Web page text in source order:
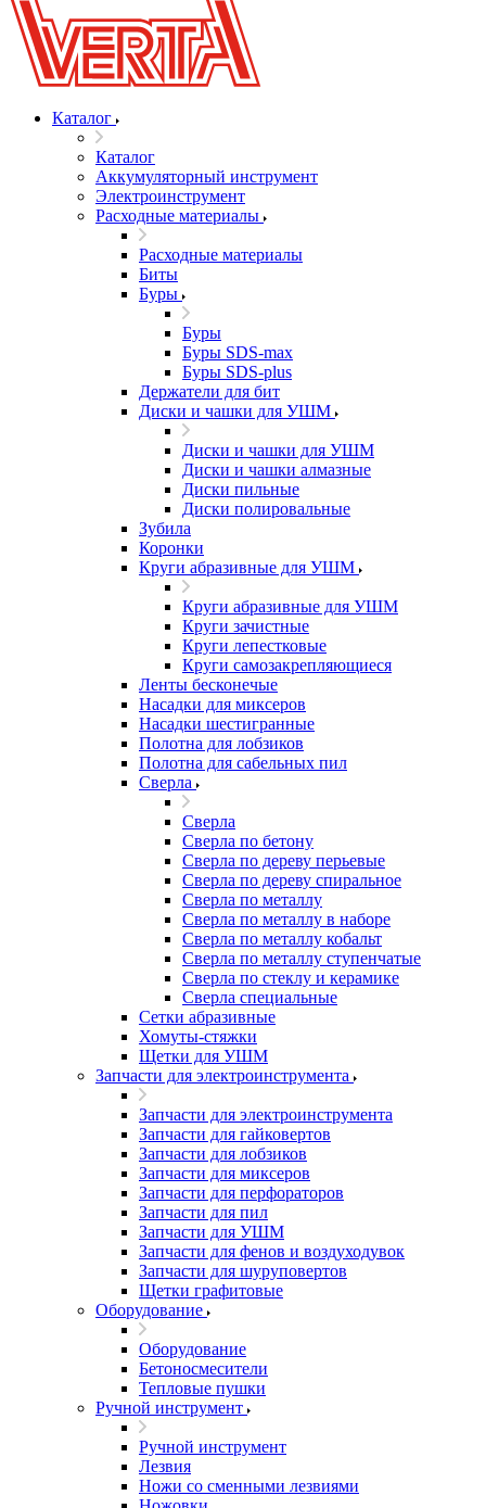
Каталог
Каталог
Аккумуляторный инструмент
Электроинструмент
Расходные материалы
Расходные материалы
Биты
Буры
Буры
Буры SDS-max
Буры SDS-plus
Держатели для бит
Диски и чашки для УШМ
Диски и чашки для УШМ
Диски и чашки алмазные
Диски пильные
Диски полировальные
Зубила
Коронки
Круги абразивные для УШМ
Круги абразивные для УШМ
Круги зачистные
Круги лепестковые
Круги самозакрепляющиеся
Ленты бесконечые
Насадки для миксеров
Насадки шестигранные
Полотна для лобзиков
Полотна для сабельных пил
Сверла
Сверла
Сверла по бетону
Сверла по дереву перьевые
Сверла по дереву спиральное
Сверла по металлу
Сверла по металлу в наборе
Сверла по металлу кобальт
Сверла по металлу ступенчатые
Сверла по стеклу и керамике
Сверла специальные
Сетки абразивные
Хомуты-стяжки
Щетки для УШМ
Запчасти для электроинструмента
Запчасти для электроинструмента
Запчасти для гайковертов
Запчасти для лобзиков
Запчасти для миксеров
Запчасти для перфораторов
Запчасти для пил
Запчасти для УШМ
Запчасти для фенов и воздуходувок
Запчасти для шуруповертов
Щетки графитовые
Оборудование
Оборудование
Бетоносмесители
Тепловые пушки
Ручной инструмент
Ручной инструмент
Лезвия
Ножи со сменными лезвиями